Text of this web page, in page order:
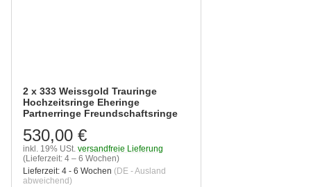
2 x 333 Weissgold Trauringe
Hochzeitsringe Eheringe
Partnerringe Freundschaftsringe
530,00 €
inkl. 19% USt. versandfreie Lieferung
(Lieferzeit: 4 – 6 Wochen)
Lieferzeit: 4 - 6 Wochen (DE - Ausland
abweichend)